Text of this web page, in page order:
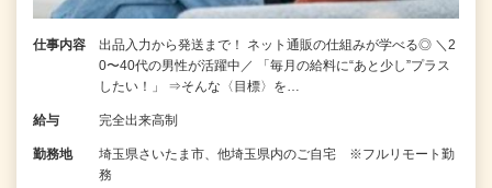
仕事内容
出品入力から発送まで！ ネット通販の仕組みが学べる◎ ＼2
0〜40代の男性が活躍中／ 「毎月の給料に“あと少し”プラス
したい！」 ⇒そんな〈目標〉を…
給与 完全出来高制
勤務地
埼玉県さいたま市、他埼玉県内のご自宅 ※フルリモート勤
務